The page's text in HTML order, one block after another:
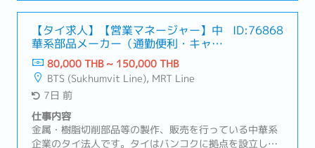
ルは主に既存顧客（日系の半導体製造装置メーカー）の
フォロー営業を行っていただきます。【職務内容】メイ
ン商材: 半導体製造装置向けの加工部品①案件の実務管
理・受発注、納期、在庫の管理・案件ごとの進捗管理お
よび課題抽出・トラブルの一次対応および社内エスカレ
ーション②海外拠点（日本、中国）との調整業務・納
期、品質、価格に関する調整・情報の取りまとめおよび
社内展開③サプライア対応サポート・仕入先との納期調
整・見積取得および価格管理④顧客対応サポート・顧客
からの問い合わせ対応・納期回答、仕様確認・営業マネ
【タイ求人】【営業マネージャー】中
華系部品メーカー（通勤便利・キャリ
アパス豊富）
ID:76868
80,000 THB ~ 150,000 THB
BTS (Sukhumvit Line), MRT Line
7日 前
仕事内容
金属・樹脂切削部品等の製作、販売を行っている中華系
企業のタイ法人です。タイはバンコクに拠点を設立し、